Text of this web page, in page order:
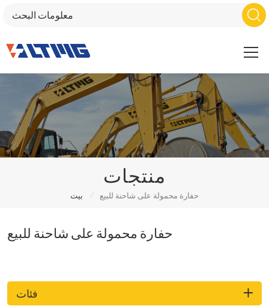
منتجات
بيت / حفارة محمولة على شاحنة للبيع
حفارة محمولة على شاحنة للبيع
فئات